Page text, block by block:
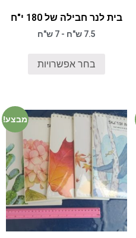
בית לנר חבילה של 180 י"ח
7.5 ש"ח - 7 ש"ח
בחר אפשרויות
מבצע!